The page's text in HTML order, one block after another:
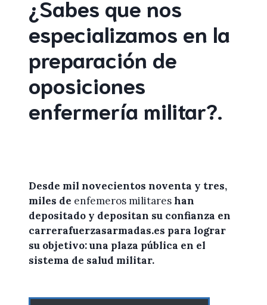
¿Sabes que nos
especializamos en la
preparación de
oposiciones
enfermería militar?.
Desde mil novecientos noventa y tres,
miles de enfemeros militareshan
depositado y depositan su confianza en
carrerafuerzasarmadas.es para lograr
su objetivo: una plaza pública en el
sistema de salud militar.